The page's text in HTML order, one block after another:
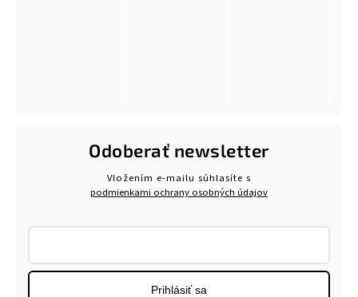
Odoberať newsletter
Vložením e-mailu súhlasíte s
podmienkami ochrany osobných údajov
Prihlásiť sa